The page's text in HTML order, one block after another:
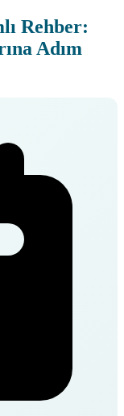
Rehber:
Adım